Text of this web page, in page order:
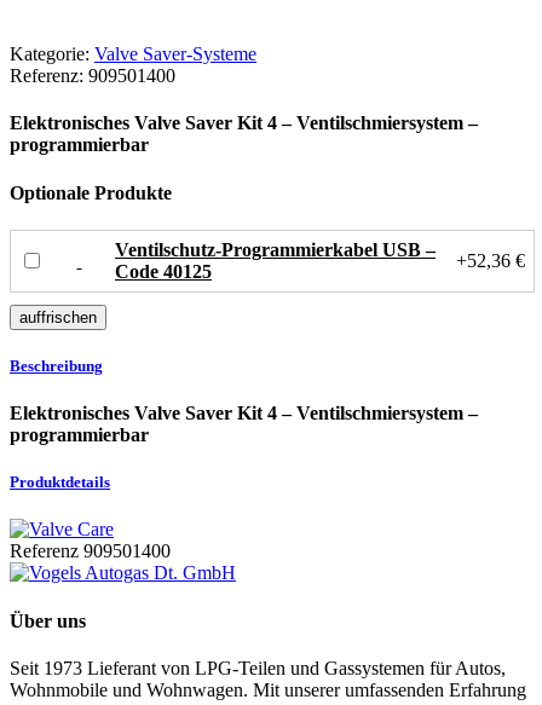
Kategorie: Valve Saver-Systeme
Referenz: 909501400
Elektronisches Valve Saver Kit 4 – Ventilschmiersystem –
programmierbar
Optionale Produkte
Ventilschutz-Programmierkabel USB –
Code 40125
+52,36 €
Beschreibung
Elektronisches Valve Saver Kit 4 – Ventilschmiersystem –
programmierbar
Produktdetails
Referenz 909501400
Über uns
Seit 1973 Lieferant von LPG-Teilen und Gassystemen für Autos,
Wohnmobile und Wohnwagen. Mit unserer umfassenden Erfahrung